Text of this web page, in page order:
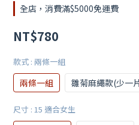
全店，消費滿$5000免運費
NT$780
款式 : 兩條一組
兩條一組 雛菊麻繩款(少一
尺寸 : 15 適合女生